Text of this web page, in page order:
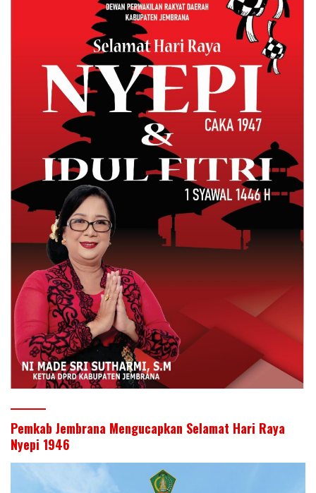
Pemkab Jembrana Mengucapkan Selamat Hari Raya
Nyepi 1946